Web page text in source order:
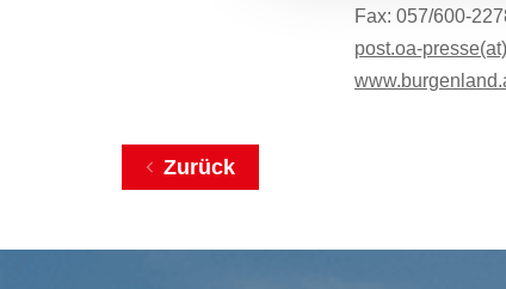
Fax: 057/600-
post.oa-
Zurück